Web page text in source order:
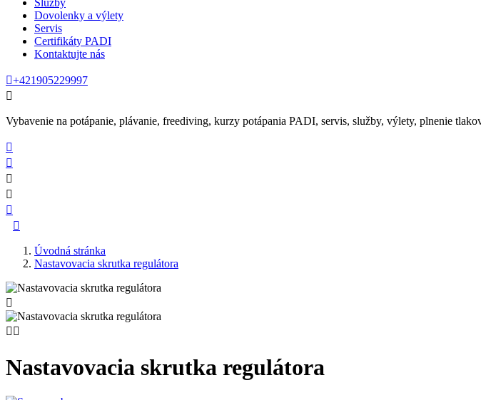
Služby
Dovolenky a výlety
Servis
Certifikáty PADI
Kontaktujte nás
+421905229997

Vybavenie na potápanie, plávanie, freediving, kurzy potápania PADI, servis, služby, výlety, plnenie






Úvodná stránka
Nastavovacia skrutka regulátora

 
Nastavovacia skrutka regulátora